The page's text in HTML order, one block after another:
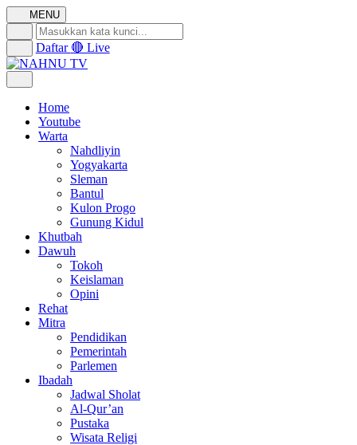
MENU
Daftar 🔴 Live
Home
Youtube
Warta
Nahdliyin
Yogyakarta
Sleman
Bantul
Kulon Progo
Gunung Kidul
Khutbah
Dawuh
Tokoh
Keislaman
Opini
Rehat
Mitra
Pendidikan
Pemerintah
Parlemen
Ibadah
Jadwal Sholat
Al-Qur’an
Pustaka
Wisata Religi